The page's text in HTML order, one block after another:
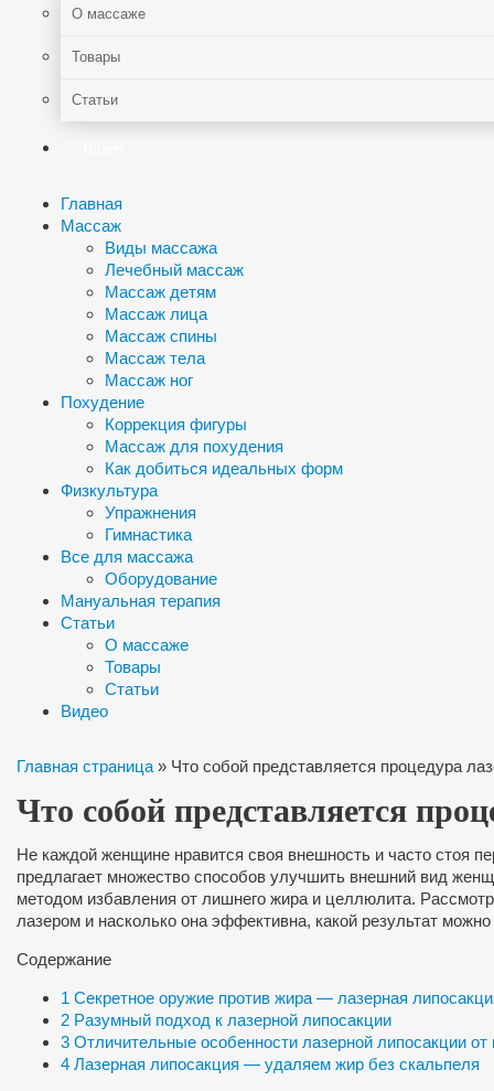
О массаже
Товары
Статьи
Главная
Массаж
Виды массажа
Лечебный массаж
Массаж детям
Массаж лица
Массаж спины
Массаж тела
Массаж ног
Похудение
Коррекция фигуры
Массаж для похудения
Как добиться идеальных форм
Физкультура
Упражнения
Гимнастика
Все для массажа
Оборудование
Мануальная терапия
Статьи
О массаже
Товары
Статьи
Видео
Главная страница » Что собой представляется процедура
Что собой представляется
Не каждой женщине нравится своя внешность и часто стоя
предлагает множество способов улучшить внешний вид
методом избавления от лишнего жира и целлюлита.
лазером и насколько она эффективна, какой результат
Содержание
1 Секретное оружие против жира — лазерная
2 Разумный подход к лазерной липосакции
3 Отличительные особенности лазерной липосакции от
4 Лазерная липосакция — удаляем жир без скальпеля